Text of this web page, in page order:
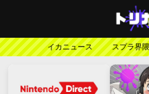
イカニュース スプラ界隈